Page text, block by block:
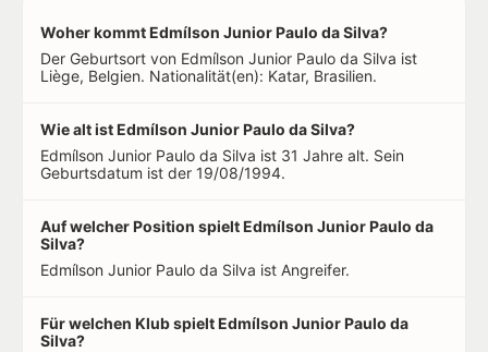
Woher kommt Edmílson Junior Paulo da Silva?
Der Geburtsort von Edmílson Junior Paulo da Silva ist
Liège, Belgien. Nationalität(en): Katar, Brasilien.
Wie alt ist Edmílson Junior Paulo da Silva?
Edmílson Junior Paulo da Silva ist 31 Jahre alt. Sein
Geburtsdatum ist der 19/08/1994.
Auf welcher Position spielt Edmílson Junior Paulo da
Silva?
Edmílson Junior Paulo da Silva ist Angreifer.
Für welchen Klub spielt Edmílson Junior Paulo da
Silva?